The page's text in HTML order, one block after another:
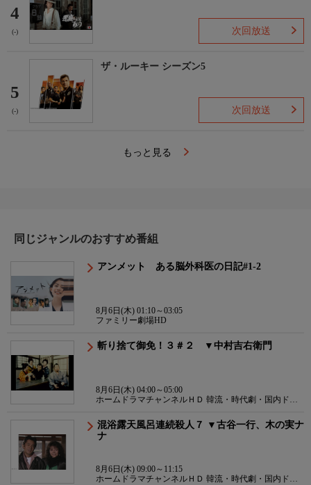
4
(-) 次回放送
5
(-)
ザ・ルーキー シーズン5
次回放送
もっと見る
同じジャンルのおすすめ番組
アンメット ある脳外科医の日記#1-2
8月6日(木) 01:10～03:05
ファミリー劇場HD
斬り捨て御免！３＃２ ▼中村吉右衛門
8月6日(木) 04:00～05:00
ホームドラマチャンネルＨＤ 韓流・時代劇・国内ドラ
混浴露天風呂連続殺人７ ▼古谷一行、木の実ナ
ナ
8月6日(木) 09:00～11:15
ホームドラマチャンネルＨＤ 韓流・時代劇・国内ドラ